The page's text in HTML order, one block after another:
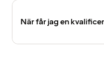
När får jag en